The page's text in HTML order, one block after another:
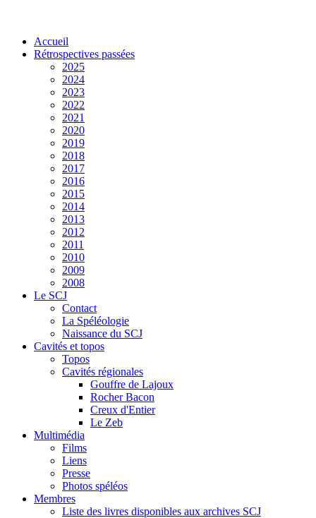
Accueil
Rétrospectives passées
2025
2024
2023
2022
2021
2020
2019
2018
2017
2016
2015
2014
2013
2012
2011
2010
2009
2008
Le SCJ
Contact
La Spéléologie
Naissance du SCJ
Cavités et topos
Topos
Cavités régionales
Gouffre de Lajoux
Rocher Bacon
Creux d'Entier
Le Zeb
Multimédia
Films
Liens
Presse
Photos spéléos
Membres
Liste des livres disponibles aux archives SCJ